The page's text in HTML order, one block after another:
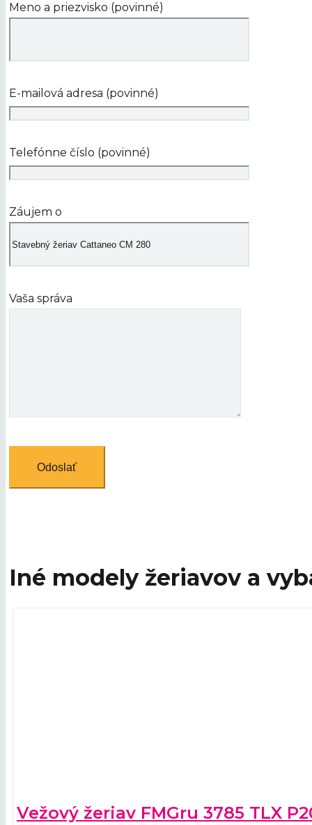
Meno a priezvisko (povinné)
E-mailová adresa (povinné)
Telefónne číslo (povinné)
Záujem o
Vaša správa
Iné modely žeriavov a
Vežový žeriav FMGru 3785 TLX